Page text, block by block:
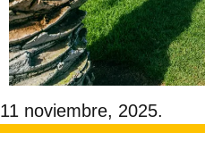
11 noviembre, 2025.